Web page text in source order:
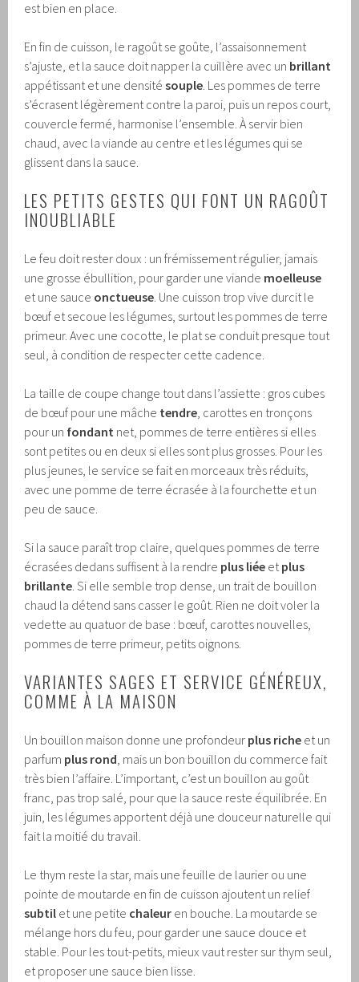
est bien en place.
En fin de cuisson, le ragoût se goûte, l’assaisonnement
s’ajuste, et la sauce doit napper la cuillère avec un brillant
appétissant et une densitésouple . Les pommes de terre
s’écrasent légèrement contre la paroi, puis un repos court,
couvercle fermé, harmonise l’ensemble. À servir bien
chaud, avec la viande au centre et les légumes qui se
glissent dans la sauce.
LES PETITS GESTES QUI FONT UN RAGOÛT
INOUBLIABLE
Le feu doit rester doux : un frémissement régulier, jamais
une grosse ébullition, pour garder une viande moelleuse
et une sauce onctueuse . Une cuisson trop vive durcit le
bœuf et secoue les légumes, surtout les pommes de terre
primeur. Avec une cocotte, le plat se conduit presque tout
seul, à condition de respecter cette cadence.
La taille de coupe change tout dans l’assiette : gros cubes
de bœuf pour une mâche tendre , carottes en tronçons
pour un fondant net, pommes de terre entières si elles
sont petites ou en deux si elles sont plus grosses. Pour les
plus jeunes, le service se fait en morceaux très réduits,
avec une pomme de terre écrasée à la fourchette et un
peu de sauce.
Si la sauce paraît trop claire, quelques pommes de terre
écrasées dedans suffisent à la rendre plus liée et plus
brillante . Si elle semble trop dense, un trait de bouillon
chaud la détend sans casser le goût. Rien ne doit voler la
vedette au quatuor de base : bœuf, carottes nouvelles,
pommes de terre primeur, petits oignons.
VARIANTES SAGES ET SERVICE GÉNÉREUX,
COMME À LA MAISON
Un bouillon maison donne une profondeur plus riche et un
parfum plus rond , mais un bon bouillon du commerce fait
très bien l’affaire. L’important, c’est un bouillon au goût
franc, pas trop salé, pour que la sauce reste équilibrée. En
juin, les légumes apportent déjà une douceur naturelle qui
fait la moitié du travail.
Le thym reste la star, mais une feuille de laurier ou une
pointe de moutarde en fin de cuisson ajoutent un relief
subtil et une petite chaleur en bouche. La moutarde se
mélange hors du feu, pour garder une sauce douce et
stable. Pour les tout-petits, mieux vaut rester sur thym seul,
et proposer une sauce bien lisse.